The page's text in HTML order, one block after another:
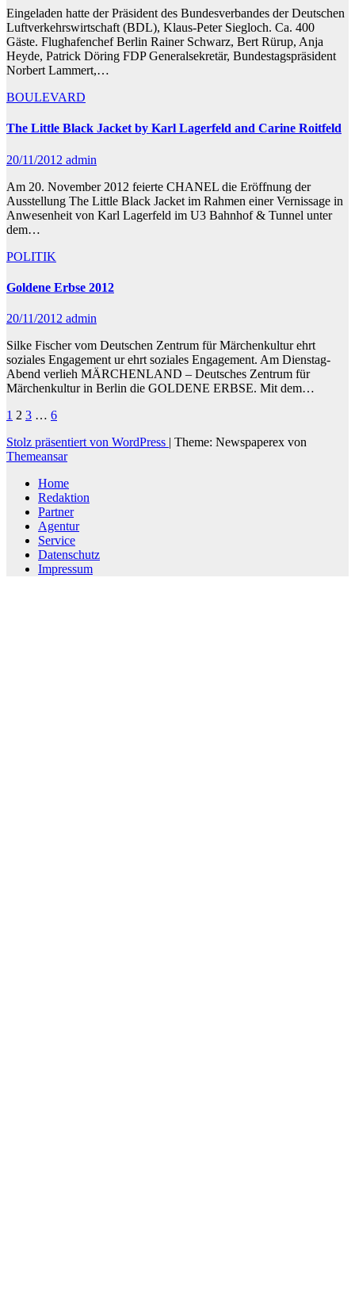
Eingeladen hatte der Präsident des Bundesverbandes der Deutschen
Luftverkehrswirtschaft (BDL), Klaus-Peter Siegloch. Ca. 400
Gäste. Flughafenchef Berlin Rainer Schwarz, Bert Rürup, Anja
Heyde, Patrick Döring FDP Generalsekretär, Bundestagspräsident
Norbert Lammert,…
BOULEVARD
The Little Black Jacket by Karl Lagerfeld and Carine Roitfeld
20/11/2012 admin
Am 20. November 2012 feierte CHANEL die Eröffnung der
Ausstellung The Little Black Jacket im Rahmen einer Vernissage in
Anwesenheit von Karl Lagerfeld im U3 Bahnhof & Tunnel unter
dem…
POLITIK
Goldene Erbse 2012
20/11/2012 admin
Silke Fischer vom Deutschen Zentrum für Märchenkultur ehrt
soziales Engagement ur ehrt soziales Engagement. Am Dienstag-
Abend verlieh MÄRCHENLAND – Deutsches Zentrum für
Märchenkultur in Berlin die GOLDENE ERBSE. Mit dem…
Seitennummerierung
der
Beiträge
1 2 3 … 6
Stolz präsentiert von WordPress | Theme: Newspaperex von
Themeansar
Home
Redaktion
Partner
Agentur
Service
Datenschutz
Impressum